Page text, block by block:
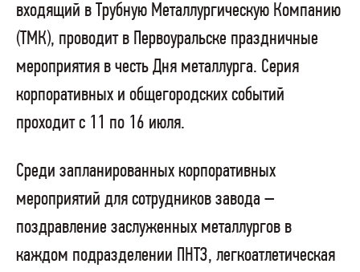
входящий в Трубную Металлургическую Компанию
(ТМК), проводит в Первоуральске праздничные
мероприятия в честь Дня металлурга. Серия
корпоративных и общегородских событий
проходит с 11 по 16 июля.
Среди запланированных корпоративных
мероприятий для сотрудников завода –
поздравление заслуженных металлургов в
каждом подразделении ПНТЗ, легкоатлетическая